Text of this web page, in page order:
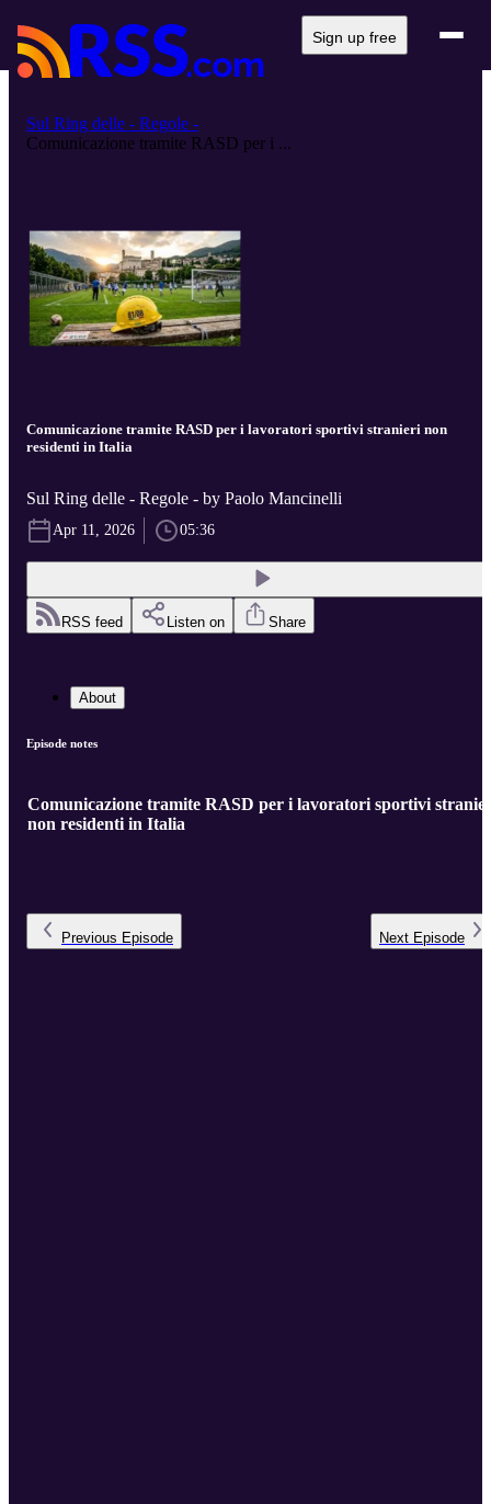
Sign up free
Sul Ring delle - Regole -
Comunicazione tramite RASD per i ...
Comunicazione tramite RASD per i lavoratori sportivi stranieri non
residenti in Italia
Sul Ring delle - Regole - by Paolo Mancinelli
Apr 11, 2026 05:36
RSS feed Listen on Share
About
Episode notes
Comunicazione tramite RASD per i lavoratori sportivi
non residenti in Italia
Previous Episode Next Episode